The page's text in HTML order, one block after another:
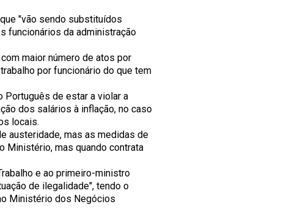
"vão sendo substituídos
funcionários da administração
maior número de atos por
por funcionário do que tem
Português de estar a violar a
dos salários à inflação, no caso
locais.
austeridade, mas as medidas de
Ministério, mas quando contrata
e ao primeiro-ministro
de ilegalidade", tendo o
Ministério dos Negócios